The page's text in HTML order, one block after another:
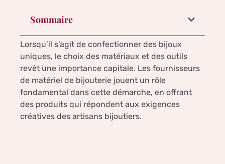
Sommaire
Lorsqu’il s’agit de confectionner des bijoux
uniques, le choix des matériaux et des outils
revêt une importance capitale. Les fournisseurs
de matériel de bijouterie jouent un rôle
fondamental dans cette démarche, en offrant
des produits qui répondent aux exigences
créatives des artisans bijoutiers.